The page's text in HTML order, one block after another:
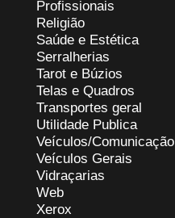
Profissionais
Religião
Saúde e Estética
Serralherias
Tarot e Búzios
Telas e Quadros
Transportes geral
Utilidade Publica
Veículos/Comunicação
Veículos Gerais
Vidraçarias
Web
Xerox